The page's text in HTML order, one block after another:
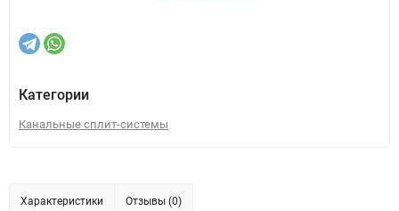
Категории
Канальные сплит-системы
Характеристики Отзывы (0)